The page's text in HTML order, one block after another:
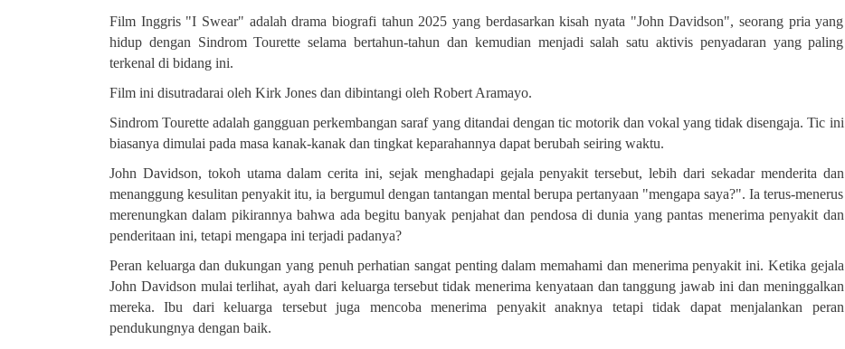
Film Inggris "I Swear" adalah drama biografi tahun 2025 yang berdasarkan kisah nyata "John Davidson", seorang pria yang
hidup dengan Sindrom Tourette selama bertahun-tahun dan kemudian menjadi salah satu aktivis penyadaran yang paling
terkenal di bidang ini.
Film ini disutradarai oleh Kirk Jones dan dibintangi oleh Robert Aramayo.
Sindrom Tourette adalah gangguan perkembangan saraf yang ditandai dengan tic motorik dan vokal yang tidak disengaja. Tic ini
biasanya dimulai pada masa kanak-kanak dan tingkat keparahannya dapat berubah seiring waktu.
John Davidson, tokoh utama dalam cerita ini, sejak menghadapi gejala penyakit tersebut, lebih dari sekadar menderita dan
menanggung kesulitan penyakit itu, ia bergumul dengan tantangan mental berupa pertanyaan "mengapa saya?". Ia terus-menerus
merenungkan dalam pikirannya bahwa ada begitu banyak penjahat dan pendosa di dunia yang pantas menerima penyakit dan
penderitaan ini, tetapi mengapa ini terjadi padanya?
Peran keluarga dan dukungan yang penuh perhatian sangat penting dalam memahami dan menerima penyakit ini. Ketika gejala
John Davidson mulai terlihat, ayah dari keluarga tersebut tidak menerima kenyataan dan tanggung jawab ini dan meninggalkan
mereka. Ibu dari keluarga tersebut juga mencoba menerima penyakit anaknya tetapi tidak dapat menjalankan peran
pendukungnya dengan baik.